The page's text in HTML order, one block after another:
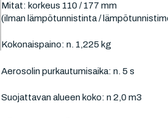
Mitat: korkeus 110 / 177 mm
(ilman lämpötunnistinta /
Kokonaispaino: n. 1,225 kg
Aerosolin purkautumisaika: n. 5 s
Suojattavan alueen koko: n 2,0 m3